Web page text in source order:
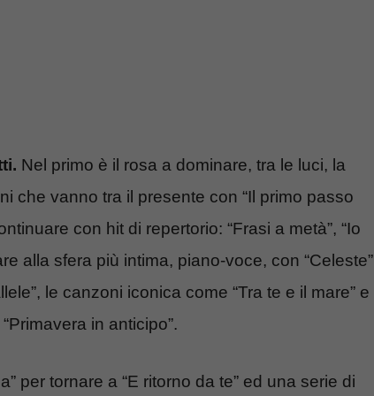
Nel primo è il rosa a dominare, tra le luci, la
che vanno tra il presente con “Il primo passo
con hit di repertorio: “Frasi a metà”, “Io
alla sfera più intima, piano-voce, con “Celeste”
le canzoni iconica come “Tra te e il mare” e
in anticipo”.
per tornare a “E ritorno da te” ed una serie di